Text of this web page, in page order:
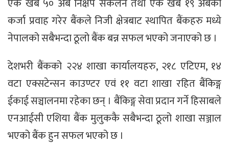
कर्जा प्रवाह गरेर बैंकले निजी क्षेत्रबाट स्थापित बैंकहरु मध्ये
नेपालको सबैभन्दा ठूलो बैंक बन्न सफल भएको जनाएको छ ।
देशभरी बैंकको २२४ शाखा कार्यालयहरु, २१८ एटिएम, १४
वटा एक्सटेन्सन काउण्टर एवं ११ वटा शाखा रहित बैंकिङ्ग
ईकाई सञ्चालनमा रहेका छन् । बैंकिङ्ग सेवा प्रदान गर्ने हिसाबले
एनआईसी एशिया बैंक मुलुककै सबैभन्दा ठूलो शाखा सञ्जाल
भएको बैंक हुन सफल भएको छ ।